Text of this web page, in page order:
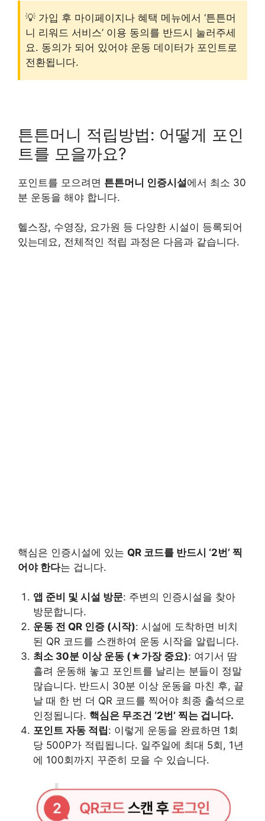
💡 가입 후 마이페이지나 혜택 메뉴에서 ‘튼튼머
니 리워드 서비스’ 이용 동의를 반드시 눌러주세
요. 동의가 되어 있어야 운동 데이터가 포인트로
전환됩니다.
튼튼머니 적립방법: 어떻게 포인
트를 모을까요?
포인트를 모으려면 튼튼머니 인증시설에서 최소 30
분 운동을 해야 합니다.
헬스장, 수영장, 요가원 등 다양한 시설이 등록되어
있는데요, 전체적인 적립 과정은 다음과 같습니다.
핵심은 인증시설에 있는 QR 코드를 반드시 ‘2번’ 찍
어야 한다는 겁니다.
앱 준비 및 시설 방문: 주변의 인증시설을 찾아
방문합니다.
운동 전 QR 인증 (시작): 시설에 도착하면 비치
된 QR 코드를 스캔하여 운동 시작을 알립니다.
최소 30분 이상 운동 (★가장 중요): 여기서 땀
흘려 운동해 놓고 포인트를 날리는 분들이 정말
많습니다. 반드시 30분 이상 운동을 마친 후, 끝
날 때 한 번 더 QR 코드를 찍어야 최종 출석으로
인정됩니다. 핵심은 무조건 ‘2번’ 찍는 겁니다.
포인트 자동 적립: 이렇게 운동을 완료하면 1회
당 500P가 적립됩니다. 일주일에 최대 5회, 1년
에 100회까지 꾸준히 모을 수 있습니다.